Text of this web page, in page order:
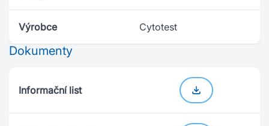
Výrobce Cytotest
Dokumenty
Informační list